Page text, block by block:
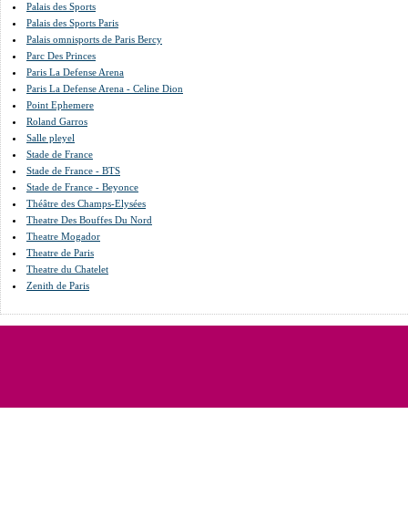
Palais des Sports
Palais des Sports Paris
Palais omnisports de Paris Bercy
Parc Des Princes
Paris La Defense Arena
Paris La Defense Arena - Celine Dion
Point Ephemere
Roland Garros
Salle pleyel
Stade de France
Stade de France - BTS
Stade de France - Beyonce
Théâtre des Champs-Elysées
Theatre Des Bouffes Du Nord
Theatre Mogador
Theatre de Paris
Theatre du Chatelet
Zenith de Paris